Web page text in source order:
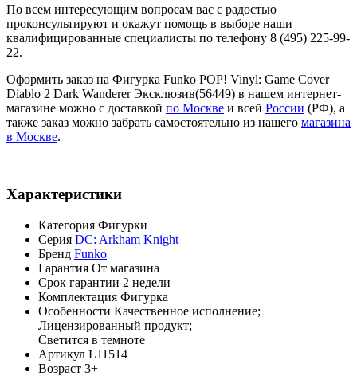
По всем интересующим вопросам вас с радостью
проконсультируют и окажут помощь в выборе наши
квалифицированные специалисты по телефону 8 (495) 225-99-
22.
Оформить заказ на Фигурка Funko POP! Vinyl: Game Cover
Diablo 2 Dark Wanderer Эксклюзив(56449) в нашем интернет-
магазине можно с доставкой по Москве и всей России (РФ), а
также заказ можно забрать самостоятельно из нашего магазина
в Москве.
Характеристики
Категория Фигурки
Серия DC: Arkham Knight
Бренд Funko
Гарантия От магазина
Срок гарантии 2 недели
Комплектация Фигурка
Особенности Качественное исполнение;
Лицензированный продукт;
Светится в темноте
Артикул L11514
Возраст 3+